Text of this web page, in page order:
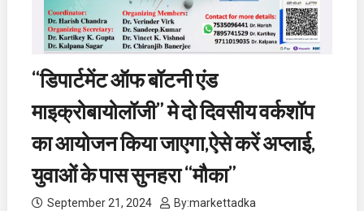
“डिपार्टमेंट ऑफ बॉटनी एंड
माइक्रोबायोलॉजी” मे दो दिवसीय वर्कशॉप
का आयोजन किया जाएगा,ऐसे करें अप्लाई,
युवाओं के पास सुनहरा “मौका”
September 21, 2024 By:markettadka